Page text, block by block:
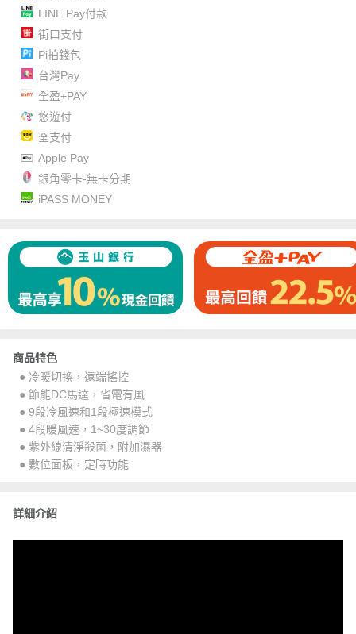
LINE Pay付款
街口支付
Pi拍錢包
台灣Pay
全盈+PAY
悠遊付
全支付
Apple Pay
銀角零卡-無卡分期
iPASS MONEY
商品特色
● 冷暖切換，遠端搖控
● 節能DC馬達，省電有風
● 9段冷風速和1段極速模式
● 4段暖風速，1~30度調節
● 紫外線清淨殺菌，附加濕器
● 數位面板，定時功能
詳細介紹